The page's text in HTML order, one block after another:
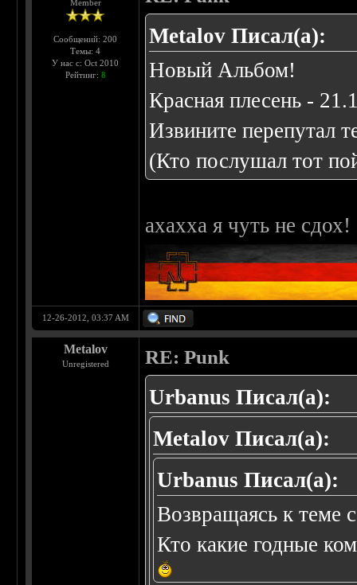
Member
Сообщений: 200
Темы: 4
У нас с: Oct 2010
Рейтинг: 8
Metalov Писал(а):
Новый Альбом!
Красная плесень -
Извините перепутал
(Кто послушал тот
ахахха я чуть не
12-26-2012, 03:37 AM
Metalov
Unregistered RE: Punk
Urbanus Писал(а):
Metalov Писал(а):
Urbanus Писал(а):
Возвращаясь к теме
Кто какие годные